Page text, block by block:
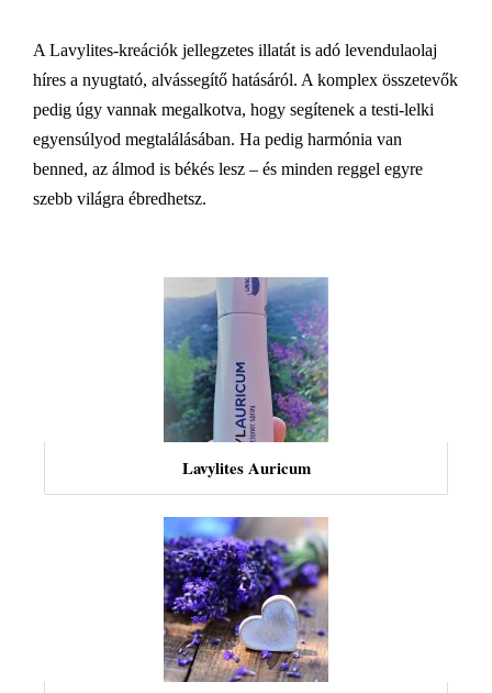
A Lavylites-kreációk jellegzetes illatát is adó levendulaolaj
híres a nyugtató, alvássegítő hatásáról. A komplex összetevők
pedig úgy vannak megalkotva, hogy segítenek a testi-lelki
egyensúlyod megtalálásában. Ha pedig harmónia van
benned, az álmod is békés lesz – és minden reggel egyre
szebb világra ébredhetsz.
Lavylites Auricum